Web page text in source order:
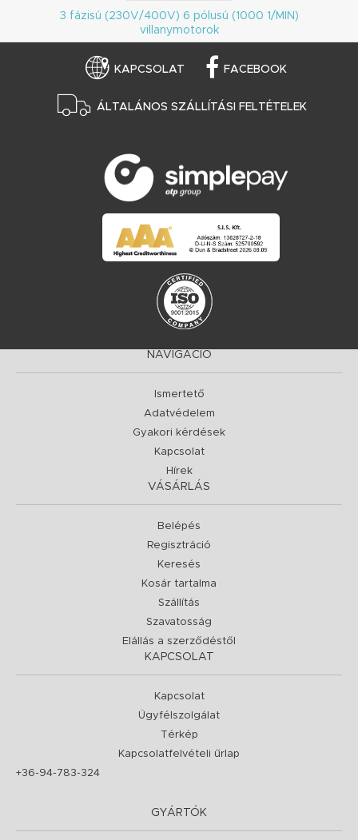
3 fázisú (230V/400V) 6 pólusú (1000 1/MIN)
villanymotorok
KAPCSOLAT FACEBOOK
ÁLTALÁNOS SZÁLLÍTÁSI FELTÉTELEK
NAVIGÁCIÓ
Ismertető
Adatvédelem
Gyakori kérdések
Kapcsolat
Hírek
VÁSÁRLÁS
Belépés
Regisztráció
Keresés
Kosár tartalma
Szállítás
Szavatosság
Elállás a szerződéstől
KAPCSOLAT
Kapcsolat
Ügyfélszolgálat
Térkép
Kapcsolatfelvételi űrlap
+36-94-783-324
GYÁRTÓK